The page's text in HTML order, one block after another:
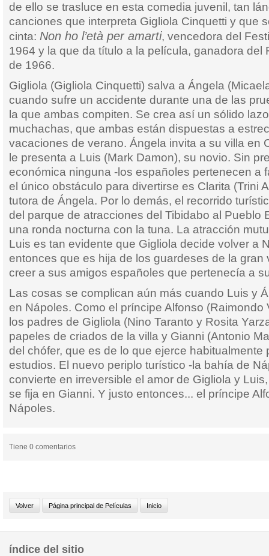
de ello se trasluce en esta comedia juvenil, tan
canciones que interpreta Gigliola Cinquetti y que
cinta: Non ho l’età per amarti, vencedora del
1964 y la que da título a la película, ganadora del
de 1966.
Gigliola (Gigliola Cinquetti) salva a Ángela
cuando sufre un accidente durante una de las
la que ambas compiten. Se crea así un sólido
muchachas, que ambas están dispuestas a
vacaciones de verano. Ángela invita a su villa en
le presenta a Luis (Mark Damon), su novio. Sin
económica ninguna -los españoles pertenecen a
el único obstáculo para divertirse es Clarita (Trini
tutora de Ángela. Por lo demás, el recorrido
del parque de atracciones del Tibidabo al Pueblo
una ronda nocturna con la tuna. La atracción
Luis es tan evidente que Gigliola decide volver a
entonces que es hija de los guardeses de la gran
creer a sus amigos españoles que pertenecía a
Las cosas se complican aún más cuando Luis y
en Nápoles. Como el príncipe Alfonso (Raimondo
los padres de Gigliola (Nino Taranto y Rosita
papeles de criados de la villa y Gianni (Antonio
del chófer, que es de lo que ejerce habitualmente
estudios. El nuevo periplo turístico -la bahía de
convierte en irreversible el amor de Gigliola y
se fija en Gianni. Y justo entonces... el príncipe
Nápoles.
Tiene 0 comentarios
índice del sitio